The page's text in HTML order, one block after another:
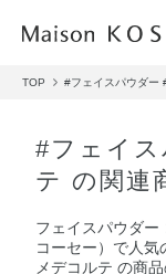
TOP #フェイスパウダー
#フェイ
テ の関連
フェイスパウダー
コーセー）で人気
メデコルテ の商